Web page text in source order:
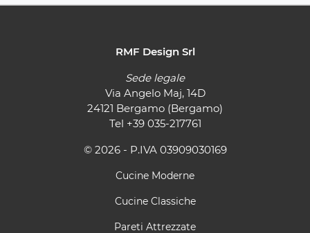
RMF Design Srl
Sede legale
Via Angelo Maj, 14D
24121 Bergamo (Bergamo)
Tel +39 035-217761
© 2026 - P.IVA 03909030169
Cucine Moderne
Cucine Classiche
Pareti Attrezzate